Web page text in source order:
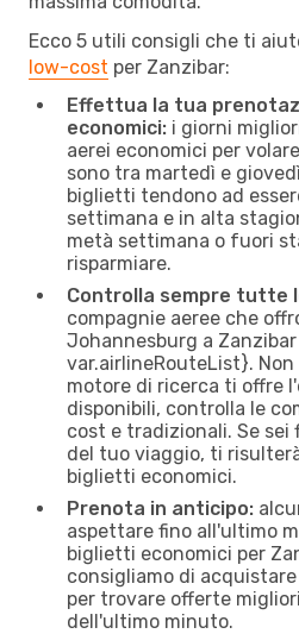
Ecco 5 utili consigli che ti
low-cost per Zanzibar:
Effettua la tua
economici: i giorni
aerei economici per
sono tra martedì e
biglietti tendono ad
settimana e in alta
metà settimana o fuori
risparmiare.
Controlla sempre tutte
compagnie aeree che
Johannesburg a Zanzibar
var.airlineRouteList}.
motore di ricerca ti offre
disponibili, controlla le
cost e tradizionali. Se sei
del tuo viaggio, ti
biglietti economici.
Prenota in anticipo:
aspettare fino all'ultimo
biglietti economici per
consigliamo di
per trovare offerte
dell'ultimo minuto.